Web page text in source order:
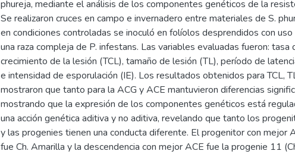
phureja, mediante el análisis de los componentes genéticos de la
Se realizaron cruces en campo e invernadero entre materiales de S.
en condiciones controladas se inoculó en folíolos desprendidos con uso
una raza compleja de P. infestans. Las variables evaluadas fueron: tasa
crecimiento de la lesión (TCL), tamaño de lesión (TL), período de
e intensidad de esporulación (IE). Los resultados obtenidos para TCL,
mostraron que tanto para la ACG y ACE mantuvieron diferencias
mostrando que la expresión de los componentes genéticos está
una acción genética aditiva y no aditiva, revelando que tanto los
y las progenies tienen una conducta diferente. El progenitor con mejor
fue Ch. Amarilla y la descendencia con mejor ACE fue la progenie 11